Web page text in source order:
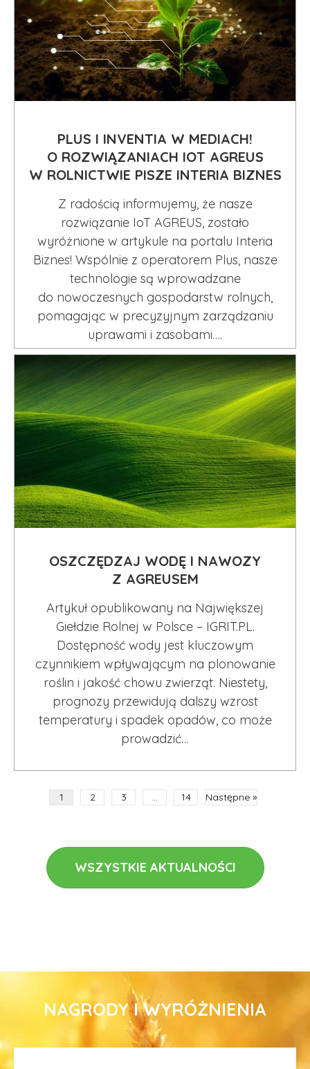
PLUS I INVENTIA W MEDIACH!
O ROZWIĄZANIACH IOT AGREUS
W ROLNICTWIE PISZE INTERIA BIZNES
Z radością informujemy, że nasze
rozwiązanie IoT AGREUS, zostało
wyróżnione w artykule na portalu Interia
Biznes! Wspólnie z operatorem Plus, nasze
technologie są wprowadzane
do nowoczesnych gospodarstw rolnych,
pomagając w precyzyjnym zarządzaniu
uprawami i zasobami….
OSZCZĘDZAJ WODĘ I NAWOZY
Z AGREUSEM
Artykuł opublikowany na Największej
Giełdzie Rolnej w Polsce – IGRIT.PL.
Dostępność wody jest kluczowym
czynnikiem wpływającym na plonowanie
roślin i jakość chowu zwierząt. Niestety,
prognozy przewidują dalszy wzrost
temperatury i spadek opadów, co może
prowadzić…
1 2 3 … 14 Następne »
WSZYSTKIE AKTUALNOŚCI
NAGRODY I WYRÓŻNIENIA